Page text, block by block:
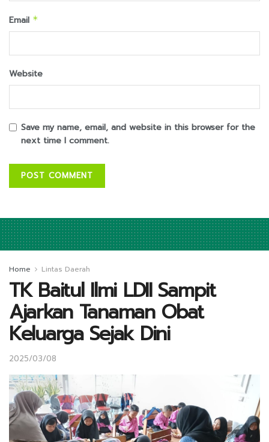
Email *
Website
Save my name, email, and website in this browser for the
next time I comment.
Home Lintas Daerah
TK Baitul Ilmi LDII Sampit
Ajarkan Tanaman Obat
Keluarga Sejak Dini
2025/03/08